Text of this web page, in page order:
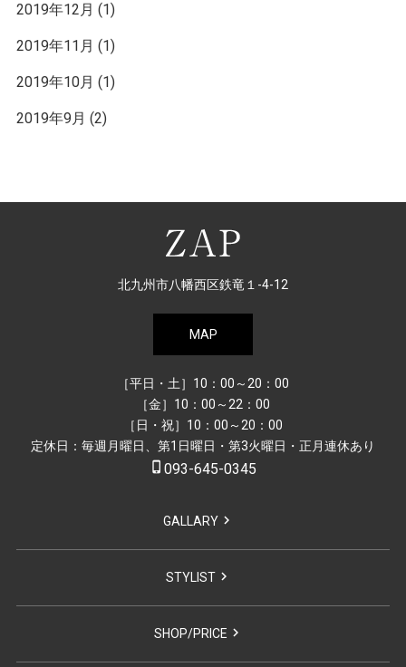
2019年12月 (1)
2019年11月 (1)
2019年10月 (1)
2019年9月 (2)
北九州市八幡西区鉄竜１-4-12
MAP
［平日・土］10：00～20：00
［金］10：00～22：00
［日・祝］10：00～20：00
定休日：毎週月曜日、第1日曜日・第3火曜日・正月連休あり
phone_iphone 093-645-0345
GALLARY
STYLIST
SHOP/PRICE